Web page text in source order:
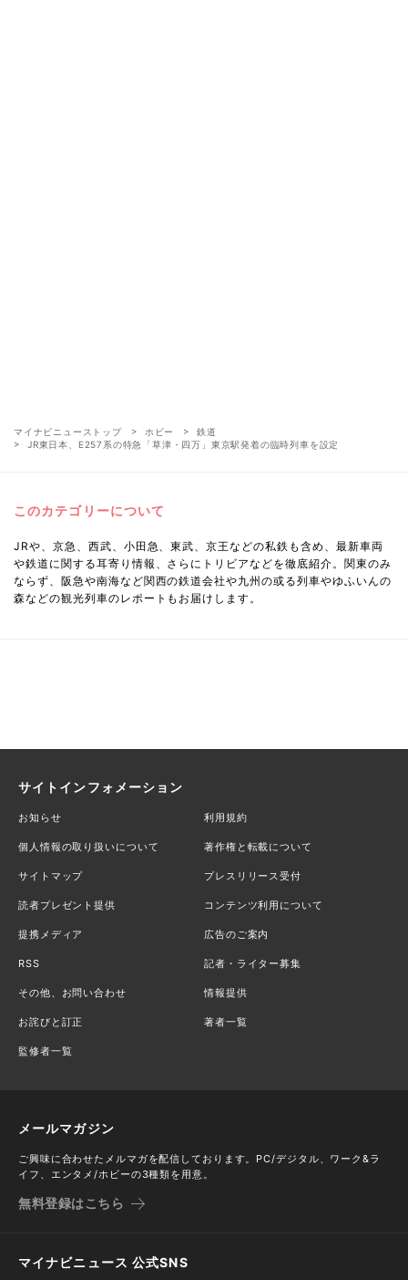
マイナビニューストップ ホビー
鉄道
JR東日本、E257系の特急「草津・四万」東京駅発着の臨時列車を設定
このカテゴリーについて
JRや、京急、西武、小田急、東武、京王などの私鉄も含め、最新車両
や鉄道に関する耳寄り情報、さらにトリビアなどを徹底紹介。関東のみ
ならず、阪急や南海など関西の鉄道会社や九州の或る列車やゆふいんの
森などの観光列車のレポートもお届けします。
サイトインフォメーション
お知らせ 利用規約
個人情報の取り扱いについて 著作権と転載について
サイトマップ プレスリリース受付
読者プレゼント提供 コンテンツ利用について
提携メディア 広告のご案内
RSS 記者・ライター募集
その他、お問い合わせ 情報提供
お詫びと訂正 著者一覧
監修者一覧
メールマガジン
ご興味に合わせたメルマガを配信しております。PC/デジタル、ワーク&ラ
イフ、エンタメ/ホビーの3種類を用意。
無料登録はこちら
マイナビニュース 公式SNS